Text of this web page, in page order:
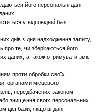
його персональні дані,
у відповідній базі
днів з дня надходження запиту,
про те, чи зберігаються його
даних, а також отримувати зміст
проти обробки своїх
органами місцевого
передбачених законом;
знищення своїх персональних
цієї бази, якщо ці дані